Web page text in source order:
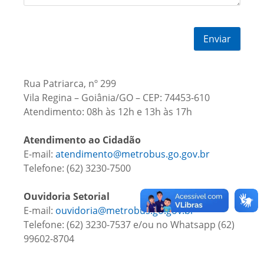
Rua Patriarca, nº 299
Vila Regina – Goiânia/GO – CEP: 74453-610
Atendimento: 08h às 12h e 13h às 17h
Atendimento ao Cidadão
E-mail: atendimento@metrobus.go.gov.br
Telefone: (62) 3230-7500
Ouvidoria Setorial
E-mail: ouvidoria@metrobus.go.gov.br
Telefone: (62) 3230-7537 e/ou no Whatsapp (62)
99602-8704